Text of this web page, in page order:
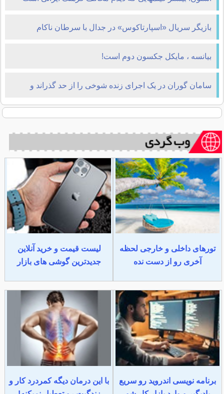
بازیگر سریال «اسپارتاکوس» در جدال با سرطان ناکام
بیانسه ، مایکل جکسون دوم است!
سامان گوران در یک اجرای زنده شوخی را از حد گذراند و
کارش به توهین به علی دایی رسید
تورهای داخلی و خارجی لحظه
آخری رو از دست نده
لیست قیمت و خرید آنلاین
جدیدترین گوشی های بازار
برنامه نویسی اندروید رو سریع
با این درمان دیگه کمردرد کار و